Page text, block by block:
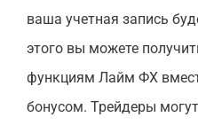
ваша учетная запись
этого вы можете
функциям Лайм ФХ
бонусом. Трейдеры